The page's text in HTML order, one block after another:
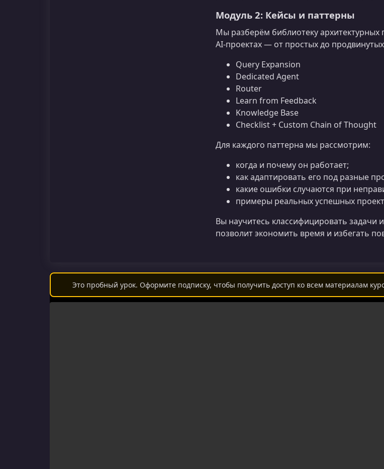
Модуль 2: Кейсы и паттерны
Мы разберём библиотеку
AI‑проектах — от простых до
Query Expansion
Dedicated Agent
Router
Learn from Feedback
Knowledge Base
Checklist + Custom Chain of Thought
Для каждого паттерна мы рассмотрим:
когда и почему он работает;
как адаптировать его под разные
какие ошибки случаются при
примеры реальных успешных
Вы научитесь классифицировать
позволит экономить время и избегать
Это пробный урок. Оформите подписку, чтобы получить доступ ко всем материалам